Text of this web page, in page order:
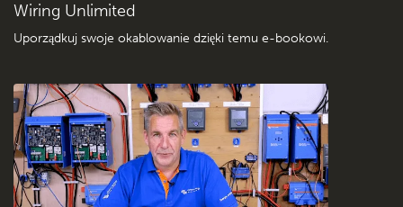
Wiring Unlimited
Uporządkuj swoje okablowanie dzięki temu e-bookowi.